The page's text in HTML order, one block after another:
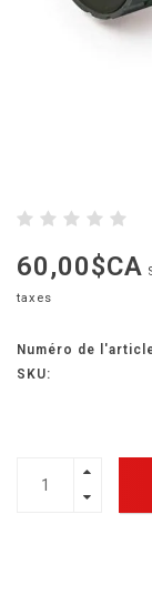
60,00$CA
taxes
Numéro de
SKU: